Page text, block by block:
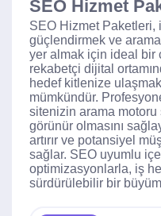
SEO Hizmet
SEO Hizmet Paketleri,
güçlendirmek ve
yer almak için ideal bir
rekabetçi dijital
hedef kitlenize
mümkündür.
sitenizin arama motoru
görünür olmasını
artırır ve potansiyel
sağlar. SEO uyumlu
optimizasyonlarla, iş
sürdürülebilir bir